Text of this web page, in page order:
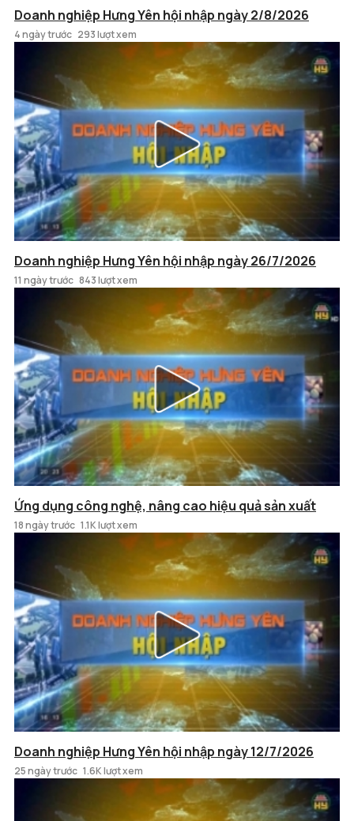
Doanh nghiệp Hưng Yên hội nhập ngày 2/8/2026
4 ngày trước 293 lượt xem
Doanh nghiệp Hưng Yên hội nhập ngày 26/7/2026
11 ngày trước 843 lượt xem
Ứng dụng công nghệ, nâng cao hiệu quả sản xuất
18 ngày trước 1.1K lượt xem
Doanh nghiệp Hưng Yên hội nhập ngày 12/7/2026
25 ngày trước 1.6K lượt xem